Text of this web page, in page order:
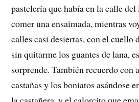
pastelería que había en la calle
comer una ensaimada, mientras
calles casi desiertas, con el cuello
sin quitarme los guantes de lana,
sorprende. También recuerdo con
castañas y los boniatos asándose